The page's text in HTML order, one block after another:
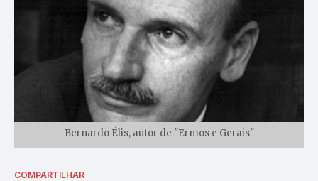
Bernardo Élis, autor de "Ermos e Gerais"
COMPARTILHAR